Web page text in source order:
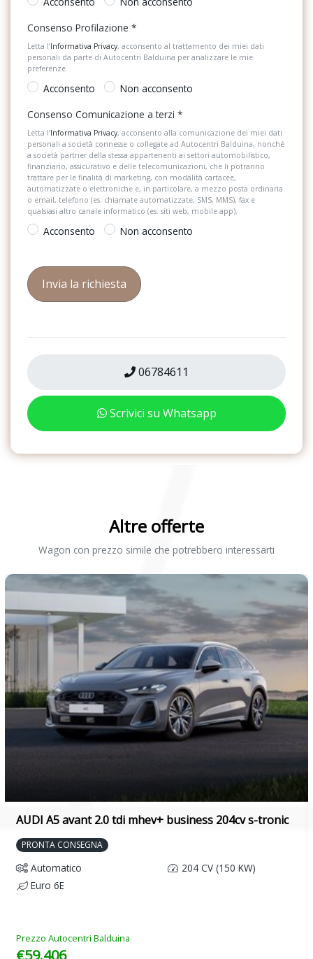
Sistema di guida assistita
Sistema di navigazione + TouchScreen
Sistema di riconoscimento stanchezza guidatore
Specchietti retrovisori elettrici e riscaldabili
Spoiler
Strumentazione digitale con display
Tappetini
Telecamera posteriore
Volante in pelle
Consenso Profilazione *
Letta l’Informativa Privacy, acconsento al trattamento dei miei dati
personali da parte di Autocentri Balduina per analizzare le mie
preferenze.
Acconsento
Non acconsento
Consenso Comunicazione a terzi *
Letta l’Informativa Privacy, acconsento alla comunicazione dei miei dati
personali a società connesse o collegate ad Autocentri Balduina, nonché
a società partner della stessa appartenenti ai settori automobilistico,
finanziario, assicurativo e delle telecomunicazioni, che li potranno
trattare per le finalità di marketing, con modalità cartacee,
automatizzate o elettroniche e, in particolare, a mezzo posta ordinaria
o email, telefono (es. chiamate automatizzate, SMS, MMS), fax e
qualsiasi altro canale informatico (es. siti web, mobile app).
Acconsento Non acconsento
06784611
Scrivici su Whatsapp
Altre offerte
Wagon con prezzo simile che potrebbero interessarti
AUDI A5 avant 2.0 tdi mhev+ business 204cv s-tronic
PRONTA CONSEGNA
Automatico
204 CV (150 KW)
Euro 6E
Prezzo Autocentri Balduina
€59.406